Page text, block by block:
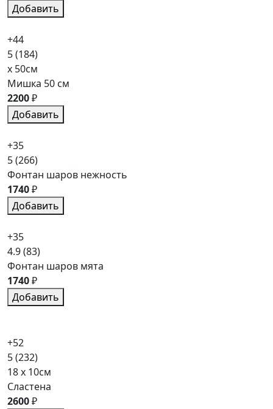
Добавить
+44
5(184)
x 50см
Мишка 50 см
2200₽
Добавить
+35
5(266)
Фонтан шаров нежность
1740₽
Добавить
+35
4.9(83)
Фонтан шаров мята
1740₽
Добавить
+52
5(232)
18 x 10см
Сластена
2600₽